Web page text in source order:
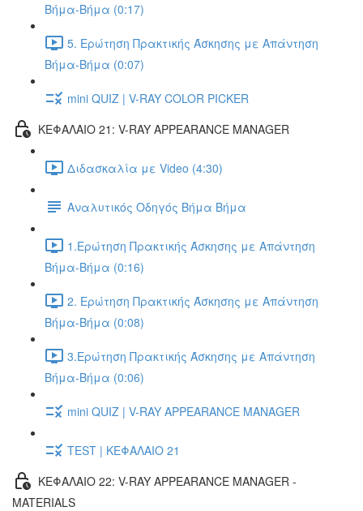
Βήμα-Βήμα (0:17)
5. Ερώτηση Πρακτικής Άσκησης με Απάντηση
Βήμα-Βήμα (0:07)
mini QUIZ | V-RAY COLOR PICKER
ΚΕΦΑΛΑΙΟ 21: V-RAY APPEARANCE MANAGER
Διδασκαλία με Video (4:30)
Αναλυτικός Οδηγός Βήμα Βήμα
1.Ερώτηση Πρακτικής Άσκησης με Απάντηση
Βήμα-Βήμα (0:16)
2. Ερώτηση Πρακτικής Άσκησης με Απάντηση
Βήμα-Βήμα (0:08)
3.Ερώτηση Πρακτικής Άσκησης με Απάντηση
Βήμα-Βήμα (0:06)
mini QUIZ | V-RAY APPEARANCE MANAGER
TEST | ΚΕΦΑΛΑΙΟ 21
ΚΕΦΑΛΑΙΟ 22: V-RAY APPEARANCE MANAGER -
MATERIALS